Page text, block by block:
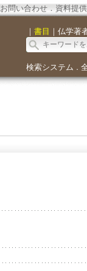
お問い合わせ． 資料提供
｜ 書目 ｜ 仏学著
検索システム ．